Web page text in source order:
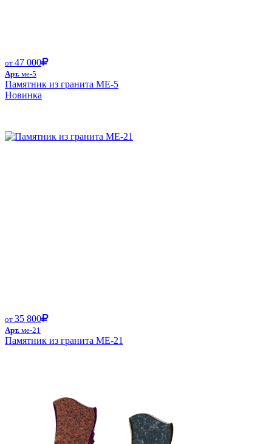
от 47 000
Арт. ме-5
Памятник из гранита ME-5
Новинка
от 35 800
Арт. ме-21
Памятник из гранита ME-21